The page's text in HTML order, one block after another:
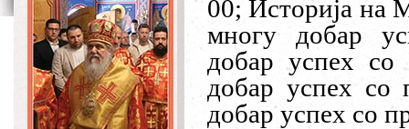
00; Историја на
многу добар
добар успех
добар успех со
добар успех со